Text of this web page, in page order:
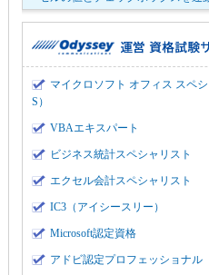
マイクロソフト オフィス スペ
S）
VBAエキスパート
ビジネス統計スペシャリスト
エクセル会計スペシャリスト
IC3（アイシースリー）
Microsoft認定資格
アドビ認定プロフェッショナル